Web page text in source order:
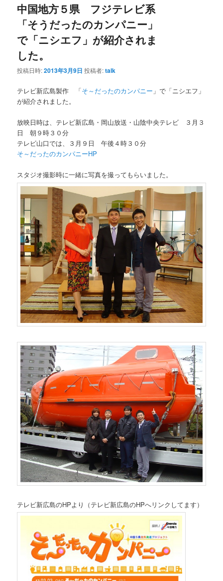
中国地方５県 フジテレビ系
「そうだったのカンパニー」
で「ニシエフ」が紹介されま
した。
投稿日時:2013年3月9日 投稿者:talk
テレビ新広島製作 「そ～だったのカンパニー 」で「ニシエフ」
が紹介されました。
放映日時は、テレビ新広島・岡山放送・山陰中央テレビ ３月３
日 朝９時３０分
テレビ山口では、３月９日 午後４時３０分
そ～だったのカンパニーHP
スタジオ撮影時に一緒に写真を撮ってもらいました。
テレビ新広島のHPより（テレビ新広島のHPへリンクしてます）